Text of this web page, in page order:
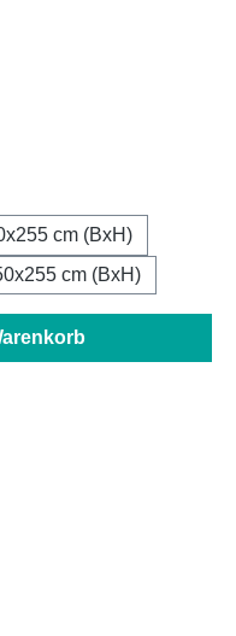
cm (BxH)
cm (BxH)
Wert ein